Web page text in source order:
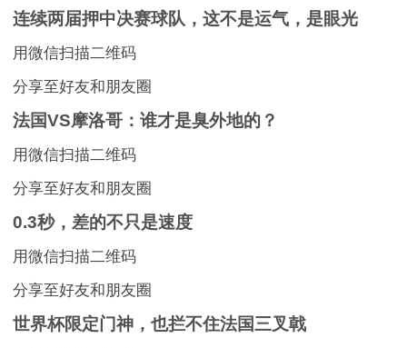
连续两届押中决赛球队，这不是运气，是眼光
用微信扫描二维码
分享至好友和朋友圈
法国VS摩洛哥：谁才是臭外地的？
用微信扫描二维码
分享至好友和朋友圈
0.3秒，差的不只是速度
用微信扫描二维码
分享至好友和朋友圈
世界杯限定门神，也拦不住法国三叉戟